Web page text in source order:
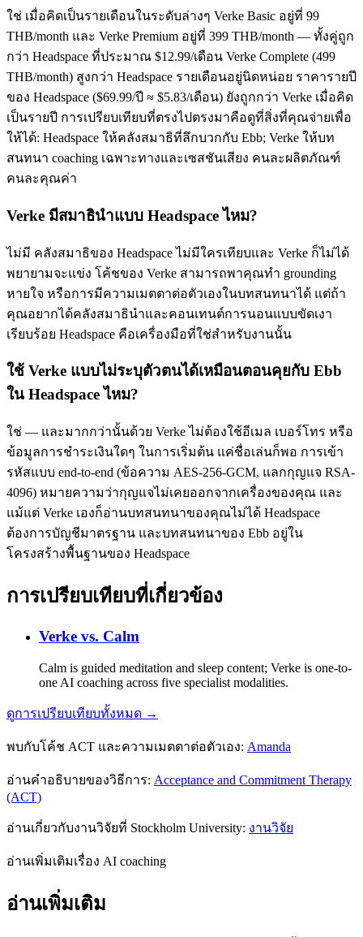
ใช่ เมื่อคิดเป็นรายเดือนในระดับล่างๆ Verke Basic อยู่ที่ 99
THB/month และ Verke Premium อยู่ที่ 399 THB/month — ทั้งคู่ถูก
กว่า Headspace ที่ประมาณ $12.99/เดือน Verke Complete (499
THB/month) สูงกว่า Headspace รายเดือนอยู่นิดหน่อย ราคารายปี
ของ Headspace ($69.99/ปี ≈ $5.83/เดือน) ยังถูกกว่า Verke เมื่อคิด
เป็นรายปี การเปรียบเทียบที่ตรงไปตรงมาคือดูที่สิ่งที่คุณจ่ายเพื่อ
ให้ได้: Headspace ให้คลังสมาธิที่ลึกบวกกับ Ebb; Verke ให้บท
สนทนา coaching เฉพาะทางและเซสชันเสียง คนละผลิตภัณฑ์
คนละคุณค่า
Verke มีสมาธินำแบบ Headspace ไหม?
ไม่มี คลังสมาธิของ Headspace ไม่มีใครเทียบและ Verke ก็ไม่ได้
พยายามจะแข่ง โค้ชของ Verke สามารถพาคุณทำ grounding
หายใจ หรือการมีความเมตตาต่อตัวเองในบทสนทนาได้ แต่ถ้า
คุณอยากได้คลังสมาธินำและคอนเทนต์การนอนแบบขัดเงา
เรียบร้อย Headspace คือเครื่องมือที่ใช่สำหรับงานนั้น
ใช้ Verke แบบไม่ระบุตัวตนได้เหมือนตอนคุยกับ Ebb
ใน Headspace ไหม?
ใช่ — และมากกว่านั้นด้วย Verke ไม่ต้องใช้อีเมล เบอร์โทร หรือ
ข้อมูลการชำระเงินใดๆ ในการเริ่มต้น แค่ชื่อเล่นก็พอ การเข้า
รหัสแบบ end-to-end (ข้อความ AES-256-GCM, แลกกุญแจ RSA-
4096) หมายความว่ากุญแจไม่เคยออกจากเครื่องของคุณ และ
แม้แต่ Verke เองก็อ่านบทสนทนาของคุณไม่ได้ Headspace
ต้องการบัญชีมาตรฐาน และบทสนทนาของ Ebb อยู่ใน
โครงสร้างพื้นฐานของ Headspace
การเปรียบเทียบที่เกี่ยวข้อง
Verke vs. Calm
Calm is guided meditation and sleep content; Verke is one-to-
one AI coaching across five specialist modalities.
ดูการเปรียบเทียบทั้งหมด →
พบกับโค้ช ACT และความเมตตาต่อตัวเอง: Amanda
อ่านคำอธิบายของวิธีการ: Acceptance and Commitment Therapy
(ACT)
อ่านเกี่ยวกับงานวิจัยที่ Stockholm University: งานวิจัย
อ่านเพิ่มเติมเรื่อง AI coaching
อ่านเพิ่มเติม